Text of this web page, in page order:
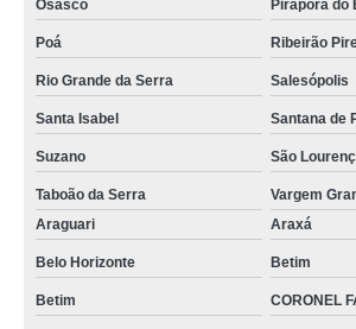
sob encomenda funis de vidro laboratório Niterói
funis de haste longa venda Salesópolis
sob encomenda funis de vidro função Quatro Barras
funis de vidro laboratório comprar Planaltina de
funis laboratório comprar Niterói
funis de vidro função comprar Vitória da Conquista
onde vende funis comuns Poá
Osasco Pirapora do
Poá Ribeirão
Rio Grande da Serra Salesópolis
Santa Isabel Santana de
Suzano São
Taboão da Serra
Vargem
Araguari
Araxá
Belo Horizonte Betim
Betim CORONEL